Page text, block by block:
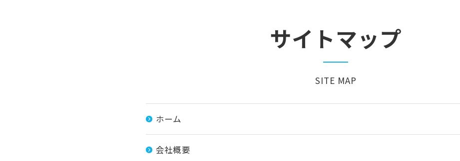
SITE MAP
サイトマップ
ホーム
会社概要